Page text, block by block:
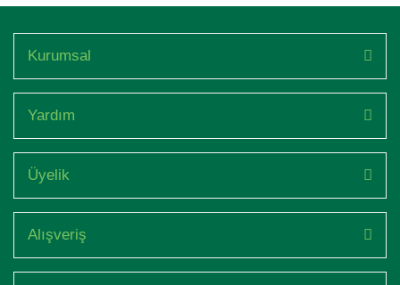
Kurumsal
Yardım
Üyelik
Alışveriş